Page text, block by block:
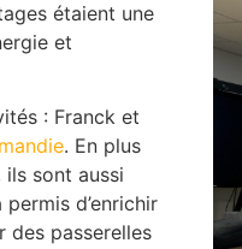
étaient une
et
: Franck et
. En plus
sont aussi
d’enrichir
des passerelles